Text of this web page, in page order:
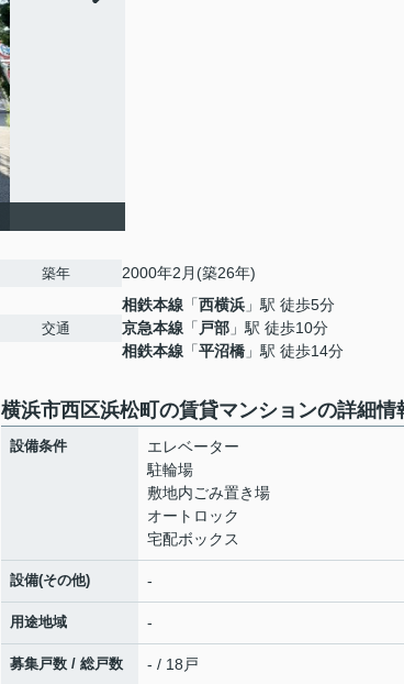
築年 2000年2月(築26年)
交通
相鉄本線 「西横浜 」駅 徒歩5分
京急本線 「 戸部 」駅 徒歩10分
相鉄本線 「平沼橋 」駅 徒歩14分
横浜市西区浜松町の賃貸マンションの詳細情
設備条件
エレベーター
駐輪場
敷地内ごみ置き場
オートロック
宅配ボックス
設備(その他) -
用途地域 -
募集戸数 / 総戸数 - / 18戸